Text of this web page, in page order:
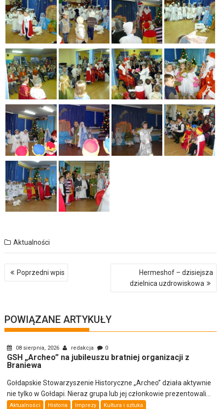
Aktualności
Nawigacja
wpisuPoprzedni wpis
Hermeshof – dzisiejsza
dzielnica uzdrowiskowa
POWIĄZANE ARTYKUŁY
08 sierpnia, 2026 redakcja 0
GSH „Archeo” na jubileuszu bratniej organizacji z
Braniewa
Gołdapskie Stowarzyszenie Historyczne „Archeo” działa aktywnie
nie tylko w Gołdapi. Nieraz grupa lub jej członkowie prezentowali...
Aktualności Historia Imprezy Kultura i sztuka